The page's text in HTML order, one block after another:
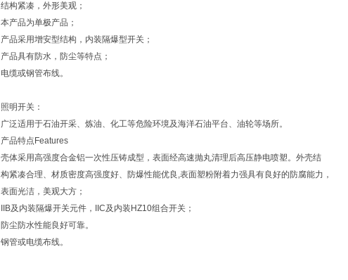
结构紧凑，外形美观；
本产品为单极产品；
产品采用增安型结构，内装隔爆型开关；
产品具有防水，防尘等特点；
电缆或钢管布线。
照明开关：
广泛适用于石油开采、炼油、化工等危险环境及海洋石油平台、油轮等场所。
产品特点Features
壳体采用高强度合金铝一次性压铸成型，表面经高速抛丸清理后高压静电喷塑。外壳结
构紧凑合理、材质密度高强度好、防爆性能优良,表面塑粉附着力强具有良好的防腐能力，
表面光洁，美观大方；
IIB及内装隔爆开关元件，IIC及内装HZ10组合开关；
防尘防水性能良好可靠。
钢管或电缆布线。